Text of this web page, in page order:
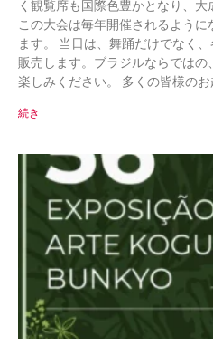
く観覧席も国際色豊かとなり、大
この大会は毎年開催されるように
ます。 当日は、舞踊だけでなく
販売します。ブラジルならでは
楽しみください。 多くの皆様の
続き